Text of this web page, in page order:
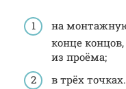
на
конце
из проёма;
в трёх